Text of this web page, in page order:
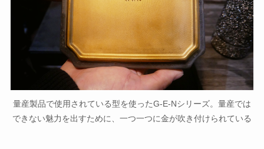
量産製品で使用されている型を使ったG-E-Nシリーズ。量産では
できない魅力を出すために、一つ一つに金が吹き付けられている